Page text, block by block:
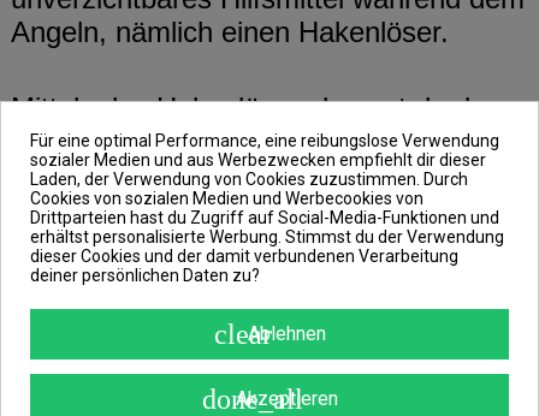
Angeln, nämlich einen Hakenlöser.
Mittels des Hakenlösers kannst du den
Haken äußerst vorsichtig aus dem Maul
des gehakten Fisches Herausziehen.
In diesem Fall handelt es sich um eine
Qualitätszange aus hochwertigem
Edelstahl mit geradem Greifer. Sie ist
mit breiteren Fingerösen für mehr
Komfort ausgestattet.
Für eine optimal Performance, eine reibungslose Verwendung
sozialer Medien und aus Werbezwecken empfiehlt dir dieser
Laden, der Verwendung von Cookies zuzustimmen. Durch
Cookies von sozialen Medien und Werbecookies von
Drittparteien hast du Zugriff auf Social-Media-Funktionen und
erhältst personalisierte Werbung. Stimmst du der Verwendung
dieser Cookies und der damit verbundenen Verarbeitung
deiner persönlichen Daten zu?
clearAblehnen
done_all
Akzeptieren